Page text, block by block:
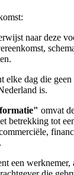
naar deze
elke dag die
is.
omvat
betrekking tot
een